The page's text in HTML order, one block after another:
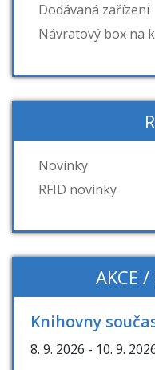
Dodávaná zařízení
Návratový box na
Novinky
RFID novinky
AKCE /
Knihovny
8. 9. 2026 - 10. 9.